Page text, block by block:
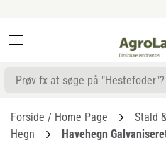
Forside / Home Page Stald
Hegn
Havehegn